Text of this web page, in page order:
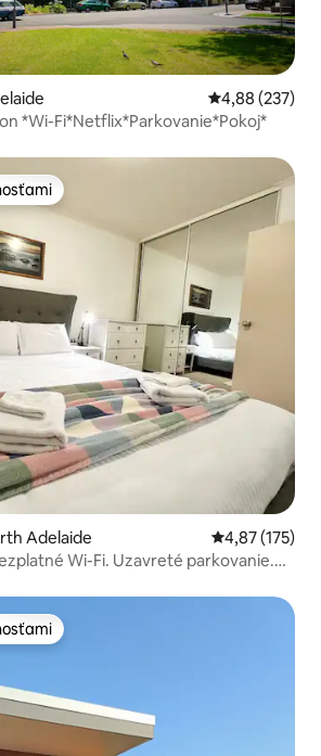
Priemerné
4,88 (237)
*Wi-Fi*Netflix*Parkovanie*Pokoj*
Adelaide Priemerné
4,87 (175)
Wi-Fi. Uzavreté parkovanie.